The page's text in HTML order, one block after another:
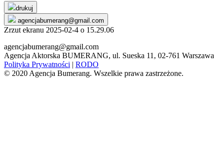
Skip
to
content
drukuj
agencjabumerang@gmail.com
Zrzut ekranu 2025-02-4 o 15.29.06
agencjabumerang@gmail.com
Agencja Aktorska BUMERANG, ul. Sueska 11, 02-761 Warszawa
Polityka Prywatności | RODO
© 2020 Agencja Bumerang. Wszelkie prawa zastrzeżone.